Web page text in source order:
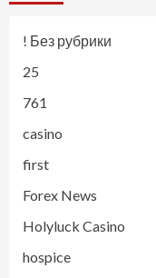
! Без рубрики
25
761
casino
first
Forex News
Holyluck Casino
hospice